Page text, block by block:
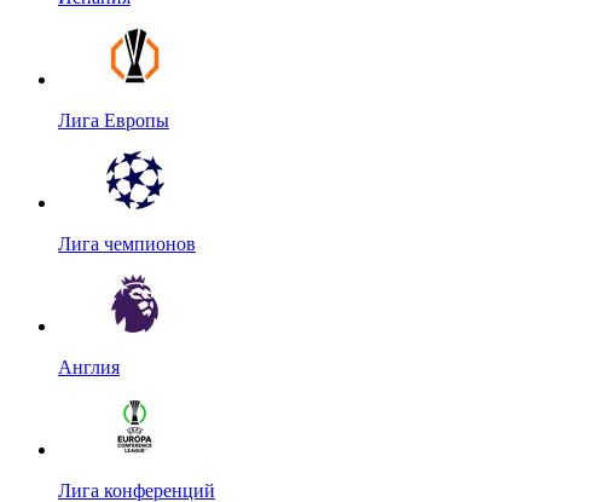
Лига Европы
Лига чемпионов
Англия
Лига конференций